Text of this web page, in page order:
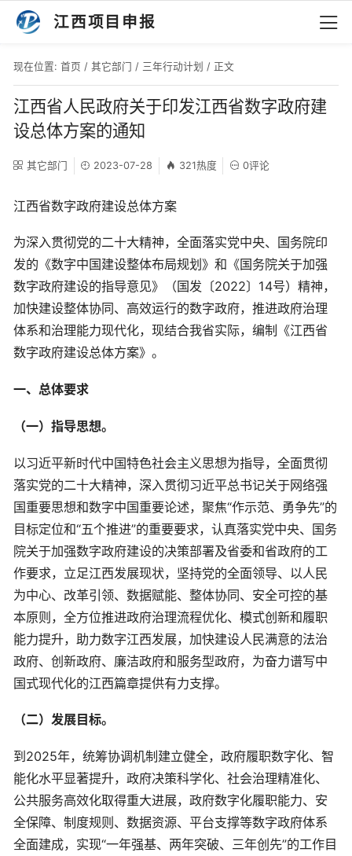
江西项目申报
现在位置: 首页 / 其它部门 / 三年行动计划 / 正文
江西省人民政府关于印发江西省数字政府建
设总体方案的通知
其它部门 2023-07-28 321热度 0评论
江西省数字政府建设总体方案
为深入贯彻党的二十大精神，全面落实党中央、国务院印
发的《数字中国建设整体布局规划》和《国务院关于加强
数字政府建设的指导意见》（国发〔2022〕14号）精神，
加快建设整体协同、高效运行的数字政府，推进政府治理
体系和治理能力现代化，现结合我省实际，编制《江西省
数字政府建设总体方案》。
一、总体要求
（一）指导思想。
以习近平新时代中国特色社会主义思想为指导，全面贯彻
落实党的二十大精神，深入贯彻习近平总书记关于网络强
国重要思想和数字中国重要论述，聚焦“作示范、勇争先”的
目标定位和“五个推进”的重要要求，认真落实党中央、国务
院关于加强数字政府建设的决策部署及省委和省政府的工
作要求，立足江西发展现状，坚持党的全面领导、以人民
为中心、改革引领、数据赋能、整体协同、安全可控的基
本原则，全方位推进政府治理流程优化、模式创新和履职
能力提升，助力数字江西发展，加快建设人民满意的法治
政府、创新政府、廉洁政府和服务型政府，为奋力谱写中
国式现代化的江西篇章提供有力支撑。
（二）发展目标。
到2025年，统筹协调机制建立健全，政府履职数字化、智
能化水平显著提升，政府决策科学化、社会治理精准化、
公共服务高效化取得重大进展，政府数字化履职能力、安
全保障、制度规则、数据资源、平台支撑等数字政府体系
全面建成，实现“一年强基、两年突破、三年创先”的工作目